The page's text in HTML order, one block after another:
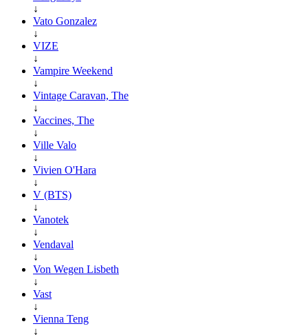
↓
Vato Gonzalez
↓
VIZE
↓
Vampire Weekend
↓
Vintage Caravan, The
↓
Vaccines, The
↓
Ville Valo
↓
Vivien O'Hara
↓
V (BTS)
↓
Vanotek
↓
Vendaval
↓
Von Wegen Lisbeth
↓
Vast
↓
Vienna Teng
↓